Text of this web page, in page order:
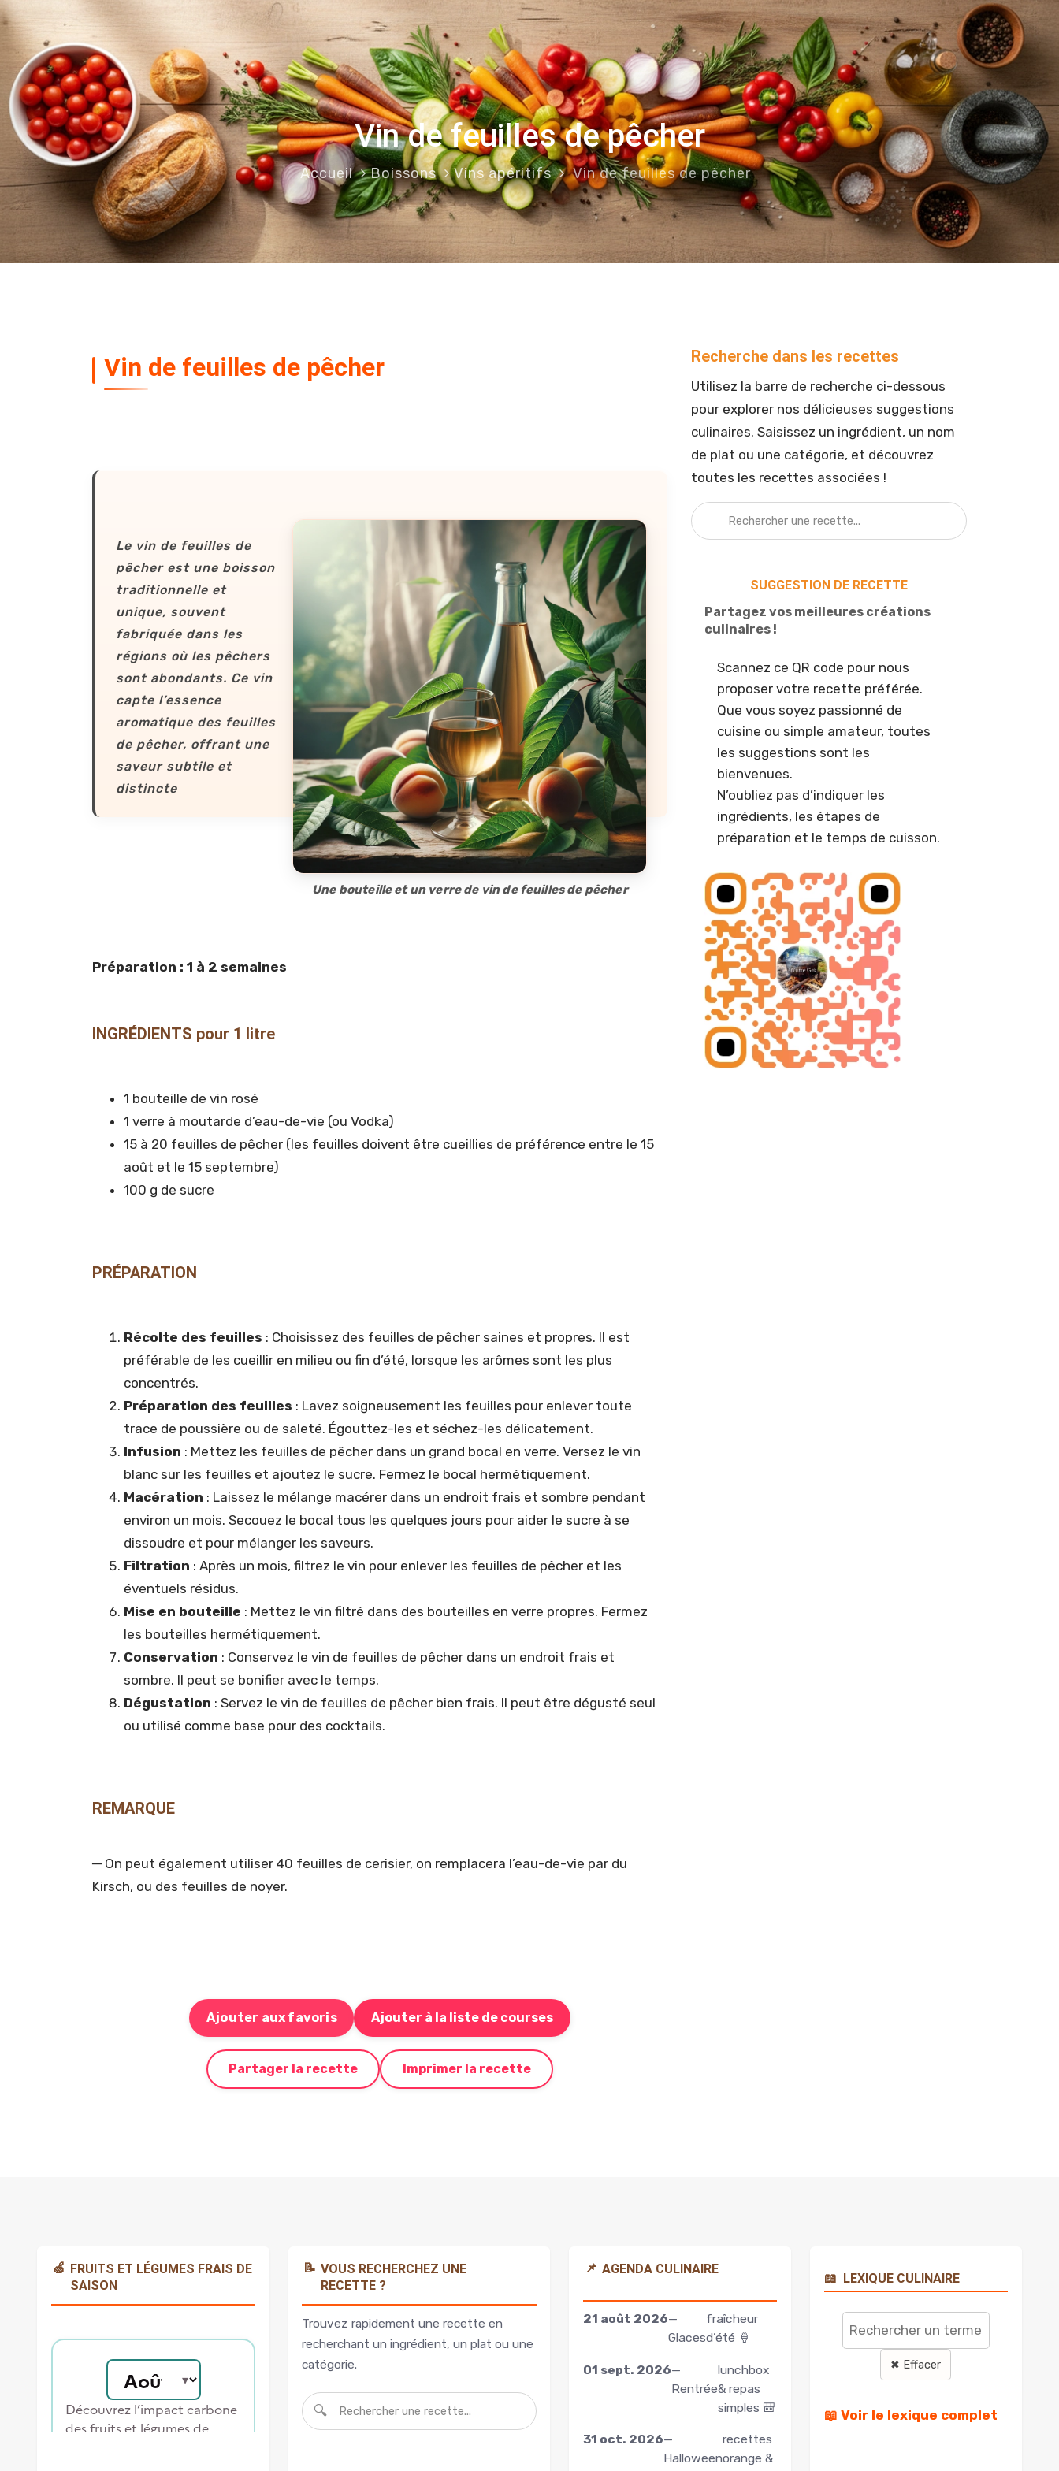
Vin de feuilles de pêcher
Accueil Boissons Vins apéritifs Vin de feuilles de pêcher
Vin de feuilles de pêcher
Une bouteille et un verre de vin de feuilles de pêcher
Le vin de feuilles de
pêcher est une boisson
traditionnelle et
unique, souvent
fabriquée dans les
régions où les pêchers
sont abondants. Ce vin
capte l’essence
aromatique des feuilles
de pêcher, offrant une
saveur subtile et
distincte
Préparation : 1 à 2 semaines
INGRÉDIENTS pour 1 litre
1 bouteille de vin rosé
1 verre à moutarde d’eau-de-vie (ou Vodka)
15 à 20 feuilles de pêcher (les feuilles doivent être cueillies de préférence entre le 15
août et le 15 septembre)
100 g de sucre
PRÉPARATION
Récolte des feuilles : Choisissez des feuilles de pêcher saines et propres. Il est
préférable de les cueillir en milieu ou fin d’été, lorsque les arômes sont les plus
concentrés.
Préparation des feuilles : Lavez soigneusement les feuilles pour enlever toute
trace de poussière ou de saleté. Égouttez-les et séchez-les délicatement.
Infusion : Mettez les feuilles de pêcher dans un grand bocal en verre. Versez le vin
blanc sur les feuilles et ajoutez le sucre. Fermez le bocal hermétiquement.
Macération : Laissez le mélange macérer dans un endroit frais et sombre pendant
environ un mois. Secouez le bocal tous les quelques jours pour aider le sucre à se
dissoudre et pour mélanger les saveurs.
Filtration : Après un mois, filtrez le vin pour enlever les feuilles de pêcher et les
éventuels résidus.
Mise en bouteille : Mettez le vin filtré dans des bouteilles en verre propres. Fermez
les bouteilles hermétiquement.
Conservation : Conservez le vin de feuilles de pêcher dans un endroit frais et
sombre. Il peut se bonifier avec le temps.
Dégustation : Servez le vin de feuilles de pêcher bien frais. Il peut être dégusté seul
ou utilisé comme base pour des cocktails.
REMARQUE
─ On peut également utiliser 40 feuilles de cerisier, on remplacera l’eau-de-vie par du
Kirsch, ou des feuilles de noyer.
Ajouter aux favoris Ajouter à la liste de courses
Bouton pour ajouter cette recette à votre liste de courses enregistrée sur cet appareil.
Partager la recette Imprimer la recette
Recherche dans les recettes
Utilisez la barre de recherche ci-dessous
pour explorer nos délicieuses suggestions
culinaires. Saisissez un ingrédient, un nom
de plat ou une catégorie, et découvrez
toutes les recettes associées !
SUGGESTION DE RECETTE
Partagez vos meilleures créations
culinaires !
Scannez ce QR code pour nous
proposer votre recette préférée.
Que vous soyez passionné de
cuisine ou simple amateur, toutes
les suggestions sont les
bienvenues.
N’oubliez pas d’indiquer les
ingrédients, les étapes de
préparation et le temps de cuisson.
🍏 FRUITS ET LÉGUMES FRAIS DE
SAISON
📝 VOUS RECHERCHEZ UNE
RECETTE ?
Trouvez rapidement une recette en
recherchant un ingrédient, un plat ou une
catégorie.
🔍
📌 AGENDA CULINAIRE
21 août 2026—
Glaces
fraîcheur
d’été 🍦
01 sept. 2026—
Rentrée
lunchbox
& repas
simples 🎒
31 oct. 2026—
Halloween
recettes
orange &
📖 LEXIQUE CULINAIRE
Rechercher
terme
✖ Effacer
📖 Voir le lexique complet